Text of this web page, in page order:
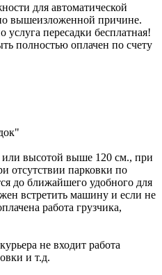
для автоматической
вышеизложенной причине.
пересадки бесплатная!
полностью оплачен по счету
или высотой выше 120 см., при
отсутствии парковки по
до ближайшего удобного для
встретить машину и если не
работа грузчика,
не входит работа
и т.д.